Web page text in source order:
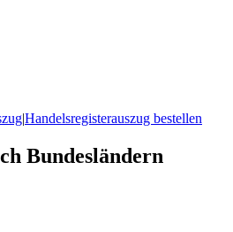
|Handelsregisterauszug bestellen
Bundesländern